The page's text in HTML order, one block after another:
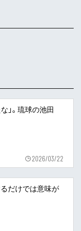
」。琉球の池田
2026/03/22
だけでは意味が